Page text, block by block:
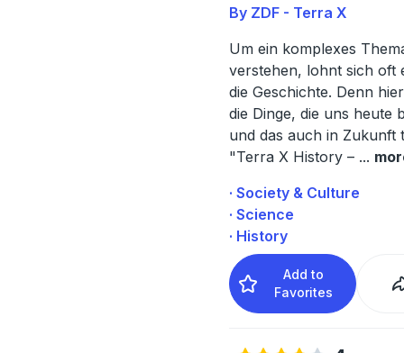
By ZDF - Terra X
Um ein komplexes
verstehen, lohnt sich oft
die Geschichte. Denn
die Dinge, die uns heute
und das auch in Zukunft
"Terra X History – ...
· Society & Culture
· Science
· History
Add to
Favorites